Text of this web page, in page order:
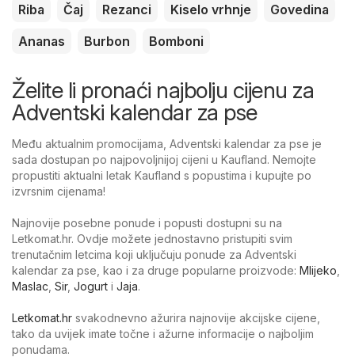
Riba
Čaj Rezanci Kiselo vrhnje
Govedina
Ananas
Burbon Bomboni
Želite li pronaći najbolju cijenu za
Adventski kalendar za pse
Među aktualnim promocijama, Adventski kalendar za pse je
sada dostupan po najpovoljnijoj cijeni u Kaufland. Nemojte
propustiti aktualni letak Kaufland s popustima i kupujte po
izvrsnim cijenama!
Najnovije posebne ponude i popusti dostupni su na
Letkomat.hr. Ovdje možete jednostavno pristupiti svim
trenutačnim letcima koji uključuju ponude za Adventski
kalendar za pse, kao i za druge popularne proizvode: Mlijeko
Maslac Sir, Jogurt i Jaja.
Letkomat.hr svakodnevno ažurira najnovije akcijske cijene,
tako da uvijek imate točne i ažurne informacije o najboljim
ponudama.